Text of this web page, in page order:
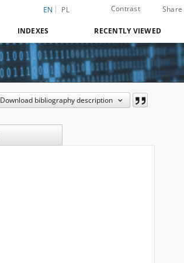
EN PL Contrast Share
INDEXES RECENTLY VIEWED
Download bibliography description